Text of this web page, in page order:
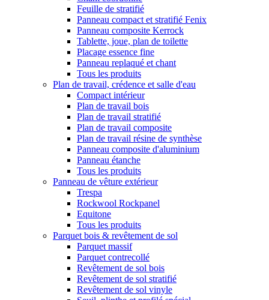
Feuille de stratifié
Panneau compact et stratifié Fenix
Panneau composite Kerrock
Tablette, joue, plan de toilette
Placage essence fine
Panneau replaqué et chant
Tous les produits
Plan de travail, crédence et salle d'eau
Compact intérieur
Plan de travail bois
Plan de travail stratifié
Plan de travail composite
Plan de travail résine de synthèse
Panneau composite d'aluminium
Panneau étanche
Tous les produits
Panneau de vêture extérieur
Trespa
Rockwool Rockpanel
Equitone
Tous les produits
Parquet bois & revêtement de sol
Parquet massif
Parquet contrecollé
Revêtement de sol bois
Revêtement de sol stratifié
Revêtement de sol vinyle